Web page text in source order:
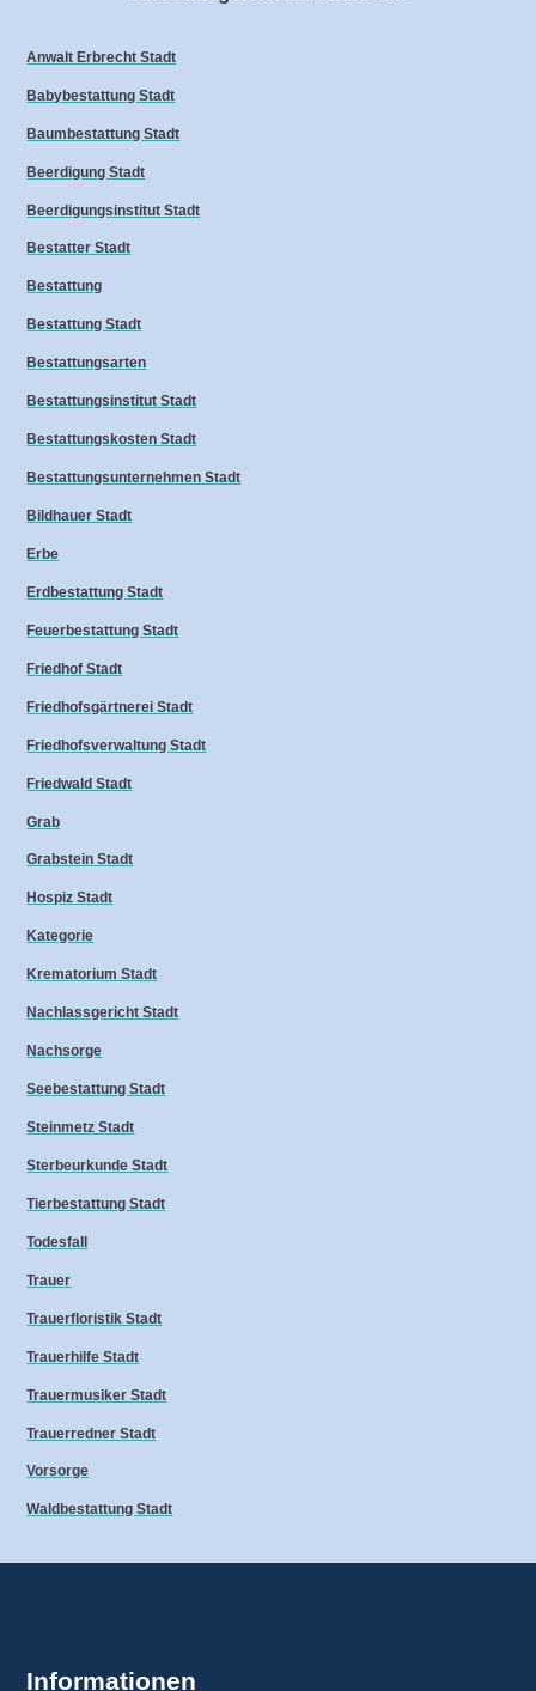
Anwalt Erbrecht Stadt
Babybestattung Stadt
Baumbestattung Stadt
Beerdigung Stadt
Beerdigungsinstitut Stadt
Bestatter Stadt
Bestattung
Bestattung Stadt
Bestattungsarten
Bestattungsinstitut Stadt
Bestattungskosten Stadt
Bestattungsunternehmen Stadt
Bildhauer Stadt
Erbe
Erdbestattung Stadt
Feuerbestattung Stadt
Friedhof Stadt
Friedhofsgärtnerei Stadt
Friedhofsverwaltung Stadt
Friedwald Stadt
Grab
Grabstein Stadt
Hospiz Stadt
Kategorie
Krematorium Stadt
Nachlassgericht Stadt
Nachsorge
Seebestattung Stadt
Steinmetz Stadt
Sterbeurkunde Stadt
Tierbestattung Stadt
Todesfall
Trauer
Trauerfloristik Stadt
Trauerhilfe Stadt
Trauermusiker Stadt
Trauerredner Stadt
Vorsorge
Waldbestattung Stadt
Informationen